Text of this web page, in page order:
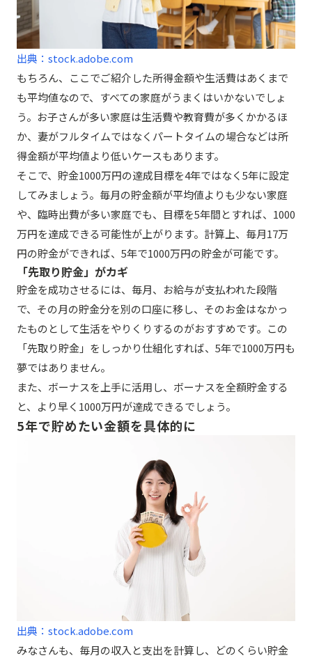
出典：stock.adobe.com
もちろん、ここでご紹介した所得金額や生活費はあくまで
も平均値なので、すべての家庭がうまくはいかないでしょ
う。お子さんが多い家庭は生活費や教育費が多くかかるほ
か、妻がフルタイムではなくパートタイムの場合などは所
得金額が平均値より低いケースもあります。
そこで、貯金1000万円の達成目標を4年ではなく5年に設定
してみましょう。毎月の貯金額が平均値よりも少ない家庭
や、臨時出費が多い家庭でも、目標を5年間とすれば、1000
万円を達成できる可能性が上がります。計算上、毎月17万
円の貯金ができれば、5年で1000万円の貯金が可能です。
「先取り貯金」がカギ
貯金を成功させるには、毎月、お給与が支払われた段階
で、その月の貯金分を別の口座に移し、そのお金はなかっ
たものとして生活をやりくりするのがおすすめです。この
「先取り貯金」をしっかり仕組化すれば、5年で1000万円も
夢ではありません。
また、ボーナスを上手に活用し、ボーナスを全額貯金する
と、より早く1000万円が達成できるでしょう。
5年で貯めたい金額を具体的に
出典：stock.adobe.com
みなさんも、毎月の収入と支出を計算し、どのくらい貯金